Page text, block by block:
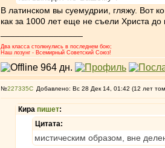
В латинском вы суемудрии, гляжу. Вот
как за 1000 лет еще не съели Христа до
Два класса столкнулись в последнем бою;
Наш лозунг - Всемирный Советский Союз!
№227335 Добавлено: Вс 28 Дек 14, 01:42 (12 лет
Кира пишет:
Цитата:
мистическим образом, вне